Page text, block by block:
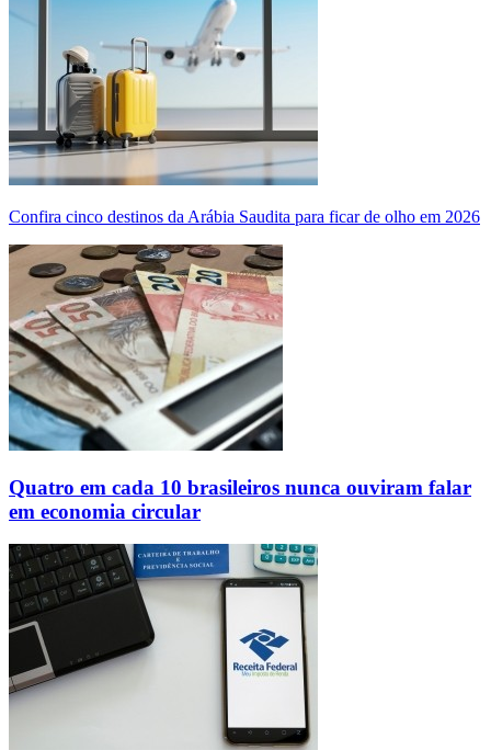
Confira cinco destinos da Arábia Saudita para ficar de olho em 2026
Quatro em cada 10 brasileiros nunca ouviram falar
em economia circular